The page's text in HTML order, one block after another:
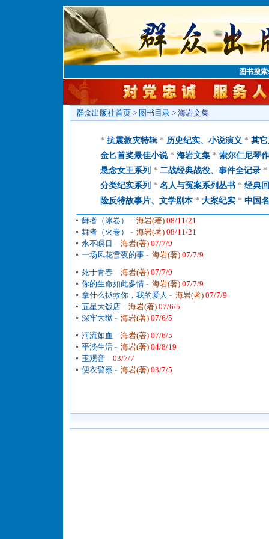
图书搜
群众出版社首页 > 图书目录 > 海岩文集
* 抗震救灾特辑 * 历史纪实、小说演义 * 其
金匕首奖最佳小说* 海岩文集 * 索尔仁尼琴
悬念女王系列 * 二战经典战役、事件全记录 *
分类纪实系列 * 名人与冤案系列丛书 * 经典
险反特故事片、文学剧本* 大案纪实 * 中国
舞者（冰卷） - 海岩(著) 08/11/21
舞者（火卷）
- 海岩(著) 08/11/21
永不瞑目 - 海岩(著) 07/7/9
一场风花雪夜的事 - 海岩(著) 07/7/9
死于青春 - 海岩(著) 07/7/9
你的生命如此多情 - 海岩(著) 07/7/9
拿什么拯救你，我的爱人 - 海岩(著) 07/7/9
五星大饭店 - 海岩(著) 07/6/5
深牢大狱 - 海岩(著) 07/6/5
河流如血 - 海岩(著) 07/6/5
平淡生活 - 海岩(著) 04/8/19
玉观音 - 03/7/7
便衣警察 - 海岩(著) 03/7/5